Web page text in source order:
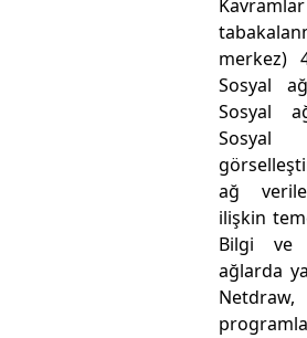
merkez)
Sosyal
Sosyal
ağ
ilişkin
Bilgi ve
ağlarda